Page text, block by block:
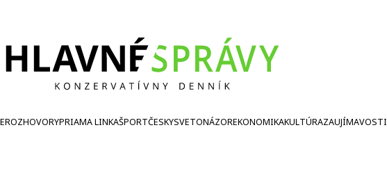
ROZHOVORYPRIAMA LINKAŠPORTČESKYSVETONÁZOREKONOMIKAKULTÚRAZAUJÍMAVOSTI